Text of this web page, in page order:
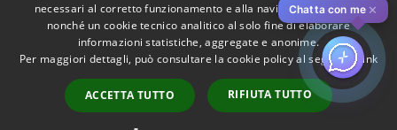
Accessibilità
Copyright © 2026 • Comune di
Rozzano • Powered by
Municipium•Accesso
redazione
Chatta con me ✕
necessari al corretto funzionamento e alla navigazione del sito,
nonché un cookie tecnico analitico al solo fine di elaborare
informazioni statistiche, aggregate e anonime.
Per maggiori dettagli, può consultare la cookie policy al seguente link
ACCETTA TUTTO RIFIUTA TUTTO